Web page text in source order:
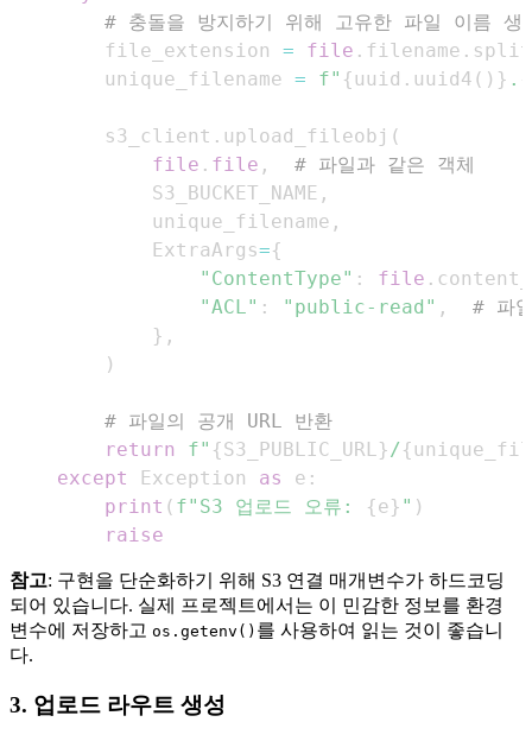
# 충돌을 방지하기 위해 고유한 파일 이름 생
        file_extension
= file . filename . split
        unique_filename
= f" {uuid . uuid4 ( ) } .
        s3_client
. upload_fileobj (
file . file ,
# 파일과 같은 객체
            S3_BUCKET_NAME
,
            unique_filename
,
            ExtraArgs
={
"ContentType" : file .
"ACL" : "public-read" ,
# 파
} ,
)
# 파일의 공개 URL 반환
return
f" {S3_PUBLIC_URL } /{
except
Exception as e :
print ( f"S3 업로드 오류: {e} " )
raise
참고: 구현을 단순화하기 위해 S3 연결 매개변수가 하드코딩
되어 있습니다. 실제 프로젝트에서는 이 민감한 정보를 환경
변수에 저장하고 os.getenv() 를 사용하여 읽는 것이 좋습니
다.
3. 업로드 라우트 생성